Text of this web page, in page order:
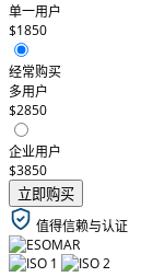
单一用户
$1850
经常购买
多用户
$2850
企业用户
$3850
立即购买
值得信赖与认证